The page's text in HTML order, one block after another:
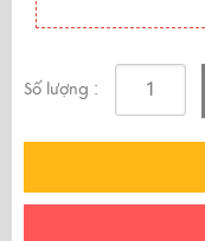
Số lượng :